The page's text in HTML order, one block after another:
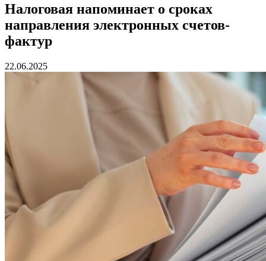
Налоговая напоминает о сроках
направления электронных счетов-
фактур
22.06.2025